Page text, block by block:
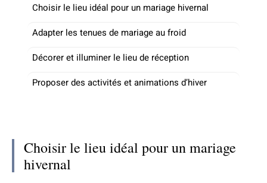
Choisir le lieu idéal pour un mariage hivernal
Adapter les tenues de mariage au froid
Décorer et illuminer le lieu de réception
Proposer des activités et animations d’hiver
Choisir le lieu idéal pour un mariage
hivernal